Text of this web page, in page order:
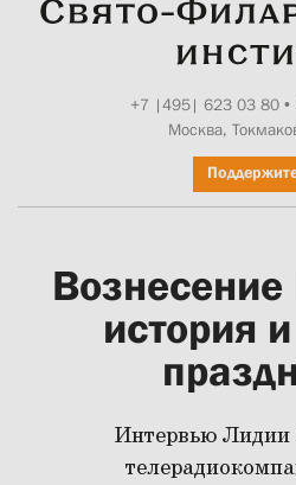
+7 |495| 623 03 80•
Москва,
Вознесение
история
Интервью